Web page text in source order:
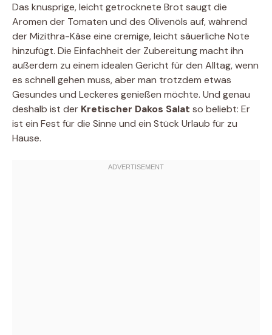
Das knusprige, leicht getrocknete Brot saugt die
Aromen der Tomaten und des Olivenöls auf, während
der Mizithra-Käse eine cremige, leicht säuerliche Note
hinzufügt. Die Einfachheit der Zubereitung macht ihn
außerdem zu einem idealen Gericht für den Alltag, wenn
es schnell gehen muss, aber man trotzdem etwas
Gesundes und Leckeres genießen möchte. Und genau
deshalb ist der Kretischer Dakos Salat so beliebt: Er
ist ein Fest für die Sinne und ein Stück Urlaub für zu
Hause.